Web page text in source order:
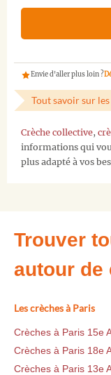
Envie d'aller plus loin ?
Tout savoir sur
Crèche collective,
informations qui
plus adapté à vos
Trouver
autour de
Les crèches à Paris
Crèches à Paris 15e
Crèches à Paris 18e
Crèches à Paris 13e